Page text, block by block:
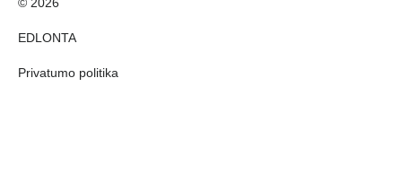
EDLONTA
Privatumo politika